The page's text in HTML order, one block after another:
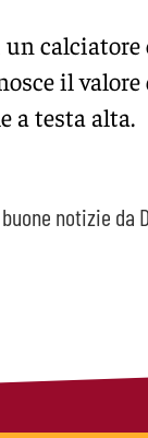
calciatore
il valore
a testa alta.
notizie da